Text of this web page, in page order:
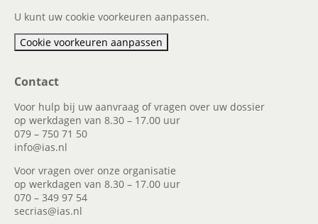
U kunt uw cookie voorkeuren aanpassen.
Cookie voorkeuren aanpassen
Contact
Voor hulp bij uw aanvraag of vragen over uw dossier
op werkdagen van 8.30 – 17.00 uur
079 – 750 71 50
info@ias.nl
Voor vragen over onze organisatie
op werkdagen van 8.30 – 17.00 uur
070 – 349 97 54
secrias@ias.nl